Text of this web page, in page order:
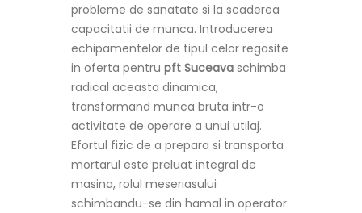
probleme de sanatate si la scaderea
capacitatii de munca. Introducerea
echipamentelor de tipul celor regasite
in oferta pentru pft Suceava schimba
radical aceasta dinamica,
transformand munca bruta intr-o
activitate de operare a unui utilaj.
Efortul fizic de a prepara si transporta
mortarul este preluat integral de
masina, rolul meseriasului
schimbandu-se din hamal in operator